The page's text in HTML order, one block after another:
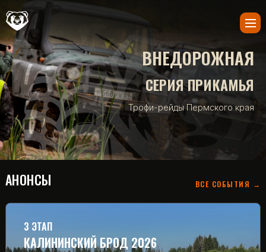
ВНЕДОРОЖНАЯ
СЕРИЯ ПРИКАМЬЯ
Трофи-рейды Пермского края
АНОНСЫ ВСЕ СОБЫТИЯ →
3 ЭТАП
КАЛИНИНСКИЙ БРОД 2026